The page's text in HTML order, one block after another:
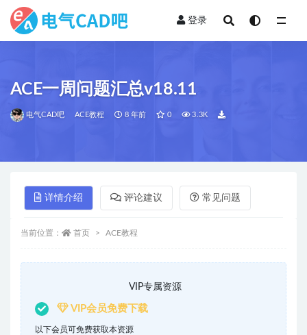
登录
ACE一周问题汇总v18.11
电气CAD吧 ACE教程 8 年前 0 3.3K
详情介绍 评论建议 常见问题
当前位置： 首页 ACE教程
VIP专属资源
VIP会员免费下载
以下会员可免费获取本资源